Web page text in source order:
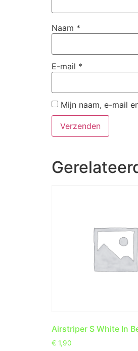
Naam *
E-mail *
Mijn naam, e-mail
Airstriper S White In
€ 1,90